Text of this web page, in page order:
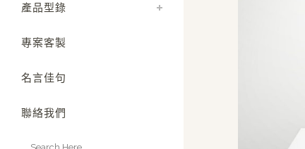
產品型錄
專案客製
名言佳句
聯絡我們